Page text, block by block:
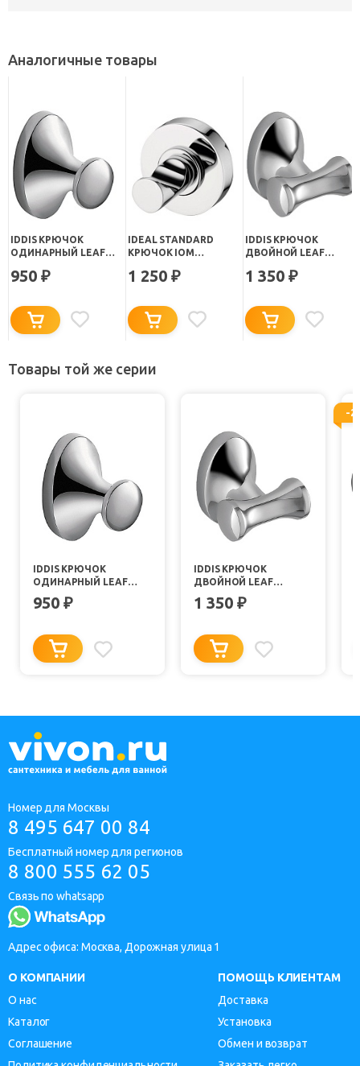
Аналогичные товары
IDDIS КРЮЧОК
ОДИНАРНЫЙ LEAF
950 ₽
IDEAL STANDARD
КРЮЧОК IOM
1 250 ₽
IDDIS КРЮЧОК
ДВОЙНОЙ LEAF
1 350 ₽
Товары той же серии
IDDIS КРЮЧОК
ОДИНАРНЫЙ LEAF
LEASB10I41
950 ₽
IDDIS КРЮЧОК
ДВОЙНОЙ LEAF
LEASB20I41
1 350 ₽
-
Номер для Москвы
8 495 647 00 84
Бесплатный номер для регионов
8 800 555 62 05
Связь по whatsapp
Адрес офиса: Москва, Дорожная улица 1
О КОМПАНИИ
О нас
Каталог
Соглашение
ПОМОЩЬ КЛИЕНТАМ
Доставка
Установка
Обмен и возврат